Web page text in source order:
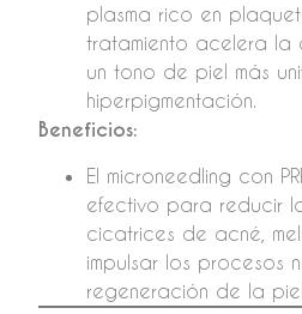
plasma rico en
tratamiento acelera la
un tono de piel más
hiperpigmentación.
Beneficios:
El microneedling con
efectivo para reducir
cicatrices de acné,
impulsar los procesos
regeneración de la